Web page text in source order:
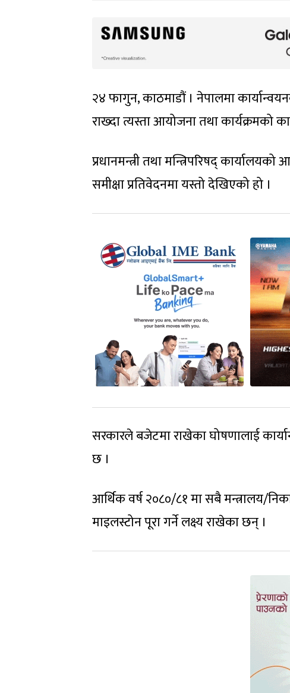
२४ फागुन, काठमाडौं । नेपालमा
राख्दा त्यस्ता आयोजना तथा कार्यक्रमको
प्रधानमन्त्री तथा मन्त्रिपरिषद्
समीक्षा प्रतिवेदनमा यस्तो देखिएको हो ।
सरकारले बजेटमा राखेका घोषणालाई
छ ।
आर्थिक वर्ष २०८०/८१ मा सबै मन्त्रालय/
माइलस्टोन पूरा गर्ने लक्ष्य राखेका छन् ।